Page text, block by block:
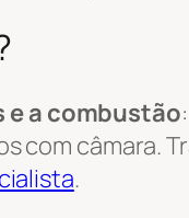
e a combustão
com câmara.
.